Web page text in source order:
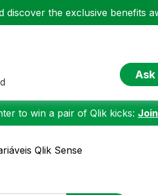
discover the exclusive benefits
Ask
to win a pair of Qlik kicks:
Qlik Sense